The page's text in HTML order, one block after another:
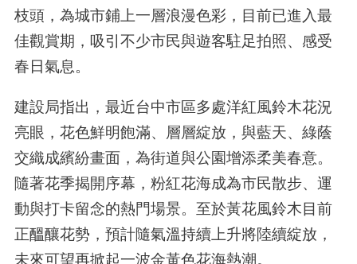
枝頭，為城市鋪上一層浪漫色彩，目前已進入最
佳觀賞期，吸引不少市民與遊客駐足拍照、感受
春日氣息。
建設局指出，最近台中市區多處洋紅風鈴木花況
亮眼，花色鮮明飽滿、層層綻放，與藍天、綠蔭
交織成繽紛畫面，為街道與公園增添柔美春意。
隨著花季揭開序幕，粉紅花海成為市民散步、運
動與打卡留念的熱門場景。至於黃花風鈴木目前
正醞釀花勢，預計隨氣溫持續上升將陸續綻放，
未來可望再掀起一波金黃色花海熱潮。